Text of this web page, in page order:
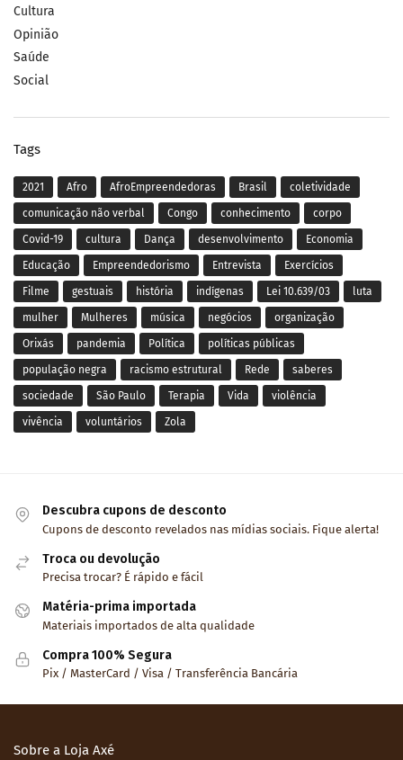
Cultura
Opinião
Saúde
Social
Tags
2021 Afro AfroEmpreendedoras Brasil coletividade
comunicação não verbal Congo conhecimento corpo
Covid-19 cultura Dança desenvolvimento Economia
Educação Empreendedorismo Entrevista Exercícios
Filme gestuais história indígenas Lei 10.639/03 luta
mulher Mulheres música negócios organização
Orixás pandemia Política políticas públicas
população negra racismo estrutural Rede saberes
sociedade São Paulo Terapia Vida violência
vivência voluntários Zola
Descubra cupons de desconto
Cupons de desconto revelados nas mídias sociais. Fique alerta!
Troca ou devolução
Precisa trocar? É rápido e fácil
Matéria-prima importada
Materiais importados de alta qualidade
Compra 100% Segura
Pix / MasterCard / Visa / Transferência Bancária
Sobre a Loja Axé